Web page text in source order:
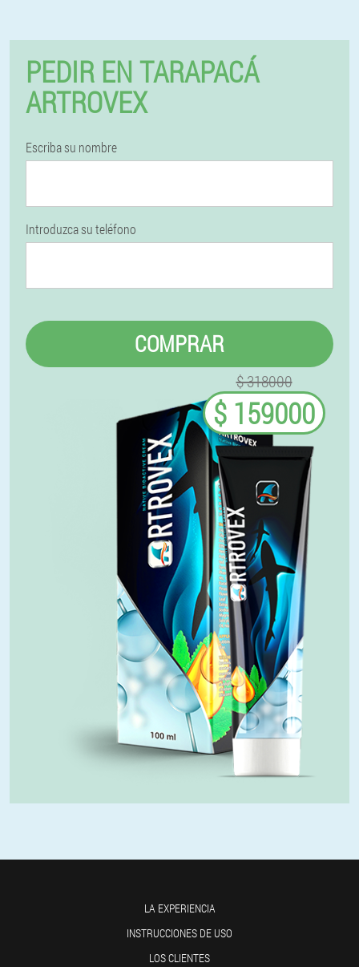
PEDIR EN TARAPACÁ
ARTROVEX
Escriba su nombre
Introduzca su teléfono
COMPRAR
$ 318000
$ 159000
LA EXPERIENCIA
INSTRUCCIONES DE USO
LOS CLIENTES